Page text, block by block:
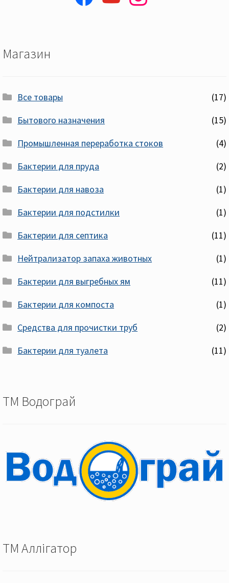
Магазин
Все товары
(17)
Бытового назначения
(15)
Промышленная переработка стоков
(4)
Бактерии для пруда
(2)
Бактерии для навоза
(1)
Бактерии для подстилки
(1)
Бактерии для септика
(11)
Нейтрализатор запаха животных
(1)
Бактерии для выгребных ям
(11)
Бактерии для компоста
(1)
Средства для прочистки труб
(2)
Бактерии для туалета
(11)
ТМ Водограй
ТМ Аллігатор